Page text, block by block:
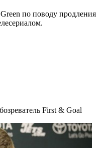
по поводу продления
First & Goal